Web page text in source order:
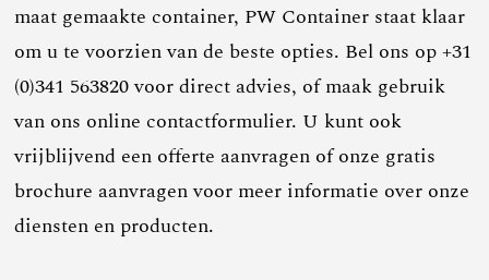
maat gemaakte container, PW Container staat klaar
om u te voorzien van de beste opties. Bel ons op +31
(0)341 563820 voor direct advies, of maak gebruik
van ons online contactformulier. U kunt ook
vrijblijvend een offerte aanvragen of onze gratis
brochure aanvragen voor meer informatie over onze
diensten en producten.